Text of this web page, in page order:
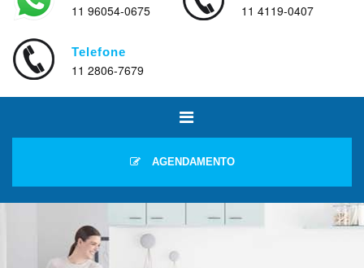
11 96054-0675 11 4119-0407
Telefone
11 2806-7679
AGENDAMENTO